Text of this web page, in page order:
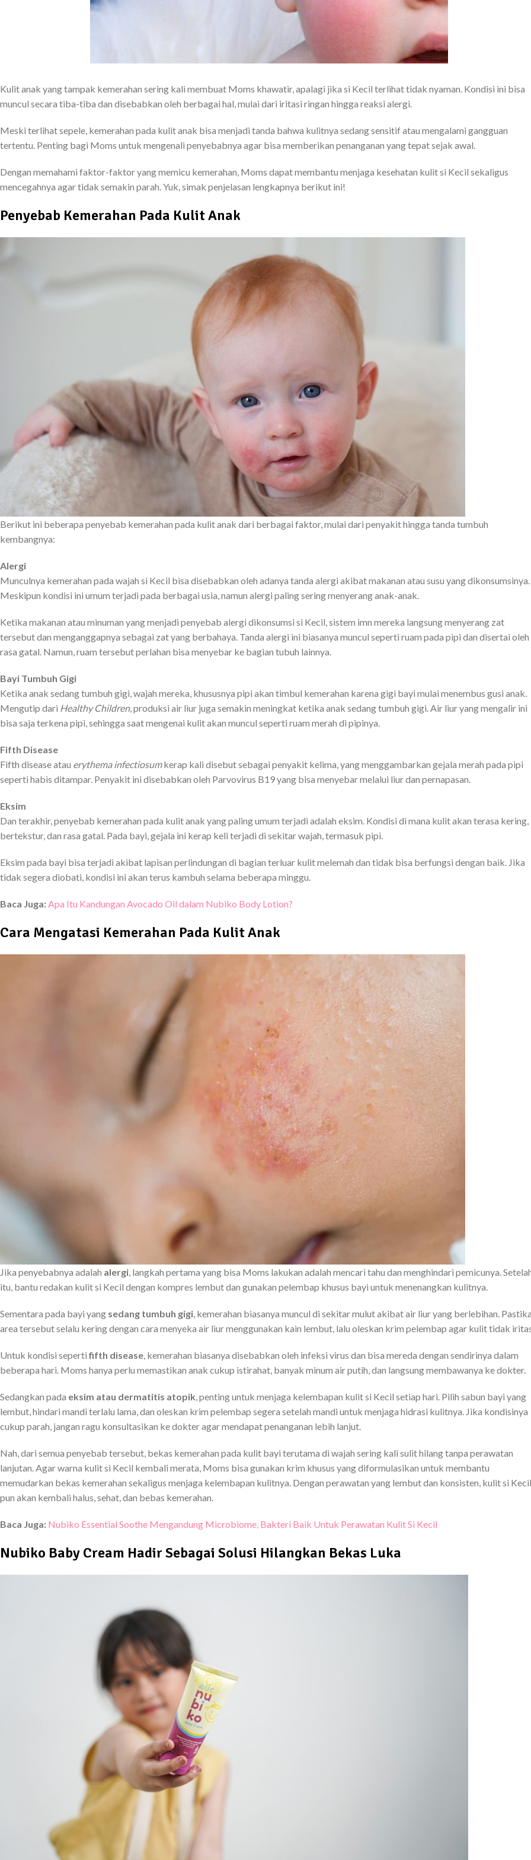
Kulit anak yang tampak kemerahan sering kali membuat Moms khawatir, apalagi jika si Kecil terlihat tidak nyaman. Kondisi ini bisa
muncul secara tiba-tiba dan disebabkan oleh berbagai hal, mulai dari iritasi ringan hingga reaksi alergi.
Meski terlihat sepele, kemerahan pada kulit anak bisa menjadi tanda bahwa kulitnya sedang sensitif atau mengalami gangguan
tertentu. Penting bagi Moms untuk mengenali penyebabnya agar bisa memberikan penanganan yang tepat sejak awal.
Dengan memahami faktor-faktor yang memicu kemerahan, Moms dapat membantu menjaga kesehatan kulit si Kecil sekaligus
mencegahnya agar tidak semakin parah. Yuk, simak penjelasan lengkapnya berikut ini!
Penyebab Kemerahan Pada Kulit Anak
Berikut ini beberapa penyebab kemerahan pada kulit anak dari berbagai faktor, mulai dari penyakit hingga tanda tumbuh
kembangnya:
Alergi
Munculnya kemerahan pada wajah si Kecil bisa disebabkan oleh adanya tanda alergi akibat makanan atau susu yang dikonsumsinya.
Meskipun kondisi ini umum terjadi pada berbagai usia, namun alergi paling sering menyerang anak-anak.
Ketika makanan atau minuman yang menjadi penyebab alergi dikonsumsi si Kecil, sistem imn mereka langsung menyerang zat
tersebut dan menganggapnya sebagai zat yang berbahaya. Tanda alergi ini biasanya muncul seperti ruam pada pipi dan disertai oleh
rasa gatal. Namun, ruam tersebut perlahan bisa menyebar ke bagian tubuh lainnya.
Bayi Tumbuh Gigi
Ketika anak sedang tumbuh gigi, wajah mereka, khususnya pipi akan timbul kemerahan karena gigi bayi mulai menembus gusi anak.
Mengutip dari Healthy Children, produksi air liur juga semakin meningkat ketika anak sedang tumbuh gigi. Air liur yang mengalir ini
bisa saja terkena pipi, sehingga saat mengenai kulit akan muncul seperti ruam merah di pipinya.
Fifth Disease
Fifth disease atau erythema infectiosumkerap kali disebut sebagai penyakit kelima, yang menggambarkan gejala merah pada pipi
seperti habis ditampar. Penyakit ini disebabkan oleh Parvovirus B19 yang bisa menyebar melalui liur dan pernapasan.
Eksim
Dan terakhir, penyebab kemerahan pada kulit anak yang paling umum terjadi adalah eksim. Kondisi di mana kulit akan terasa kering,
bertekstur, dan rasa gatal. Pada bayi, gejala ini kerap keli terjadi di sekitar wajah, termasuk pipi.
Eksim pada bayi bisa terjadi akibat lapisan perlindungan di bagian terluar kulit melemah dan tidak bisa berfungsi dengan baik. Jika
tidak segera diobati, kondisi ini akan terus kambuh selama beberapa minggu.
Baca Juga: Apa Itu Kandungan Avocado Oil dalam Nubiko Body Lotion?
Cara Mengatasi Kemerahan Pada Kulit Anak
Jika penyebabnya adalah alergi, langkah pertama yang bisa Moms lakukan adalah mencari tahu dan menghindari pemicunya.
itu, bantu redakan kulit si Kecil dengan kompres lembut dan gunakan pelembap khusus bayi untuk menenangkan kulitnya.
Sementara pada bayi yang sedang tumbuh gigi, kemerahan biasanya muncul di sekitar mulut akibat air liur yang berlebihan.
area tersebut selalu kering dengan cara menyeka air liur menggunakan kain lembut, lalu oleskan krim pelembap agar kulit tidak
Untuk kondisi sepertififth disease, kemerahan biasanya disebabkan oleh infeksi virus dan bisa mereda dengan sendirinya dalam
beberapa hari. Moms hanya perlu memastikan anak cukup istirahat, banyak minum air putih, dan langsung membawanya ke dokter.
Sedangkan pada eksim atau dermatitis atopik, penting untuk menjaga kelembapan kulit si Kecil setiap hari. Pilih sabun bayi yang
lembut, hindari mandi terlalu lama, dan oleskan krim pelembap segera setelah mandi untuk menjaga hidrasi kulitnya. Jika kondisinya
cukup parah, jangan ragu konsultasikan ke dokter agar mendapat penanganan lebih lanjut.
Nah, dari semua penyebab tersebut, bekas kemerahan pada kulit bayi terutama di wajah sering kali sulit hilang tanpa perawatan
lanjutan. Agar warna kulit si Kecil kembali merata, Moms bisa gunakan krim khusus yang diformulasikan untuk membantu
memudarkan bekas kemerahan sekaligus menjaga kelembapan kulitnya. Dengan perawatan yang lembut dan konsisten, kulit si Kecil
pun akan kembali halus, sehat, dan bebas kemerahan.
Baca Juga: Nubiko Essential Soothe Mengandung Microbiome, Bakteri Baik Untuk Perawatan Kulit Si Kecil
Nubiko Baby Cream Hadir Sebagai Solusi Hilangkan Bekas Luka